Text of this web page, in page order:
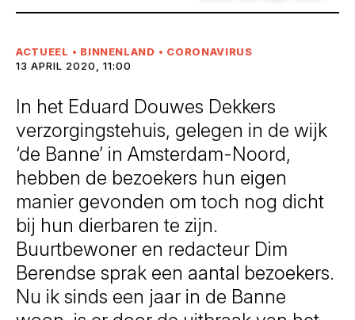
ACTUEEL • BINNENLAND • CORONAVIRUS
13 APRIL 2020, 11:00
In het Eduard Douwes Dekkers
verzorgingstehuis, gelegen in de wijk
‘de Banne’ in Amsterdam-Noord,
hebben de bezoekers hun eigen
manier gevonden om toch nog dicht
bij hun dierbaren te zijn.
Buurtbewoner en redacteur Dim
Berendse sprak een aantal bezoekers.
Nu ik sinds een jaar in de Banne